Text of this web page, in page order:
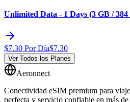
Unlimited Data - 1 Days (3 GB /
$7.30 Por Día$7.30
Ver Todos los Planes
Aeronnect
Conectividad eSIM premium para
perfecta y servicio confiable en más de